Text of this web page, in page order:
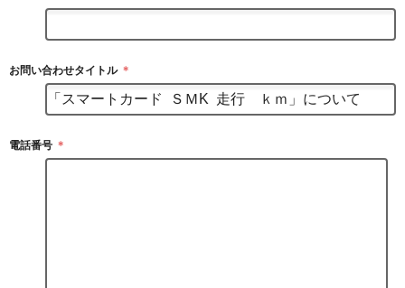
お問い合わせタイトル ＊
電話番号 ＊